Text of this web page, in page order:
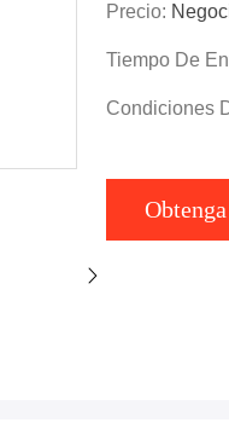
Precio:
Tiempo De
Condiciones